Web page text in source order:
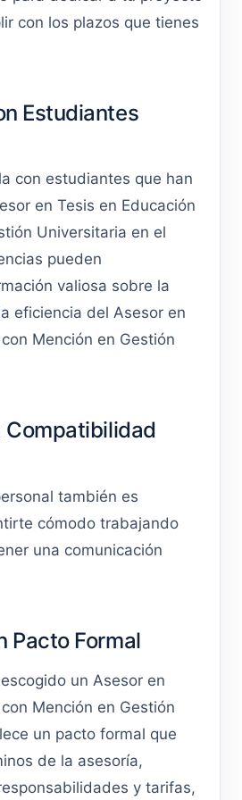
con los plazos que tienes
Estudiantes
con estudiantes que han
en Tesis en Educación
Universitaria en el
pueden
valiosa sobre la
eficiencia del Asesor en
Mención en Gestión
Compatibilidad
también es
cómodo trabajando
una comunicación
Pacto Formal
un Asesor en
Mención en Gestión
un pacto formal que
de la asesoría,
y tarifas,